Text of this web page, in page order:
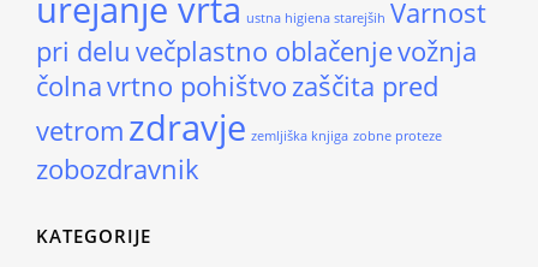
ustna higiena starejših Varnost
pri delu večplastno oblačenjevožnja
čolnavrtno pohištvo zaščita pred
vetrom zdravje zemljiška knjiga zobne proteze
zobozdravnik
KATEGORIJE